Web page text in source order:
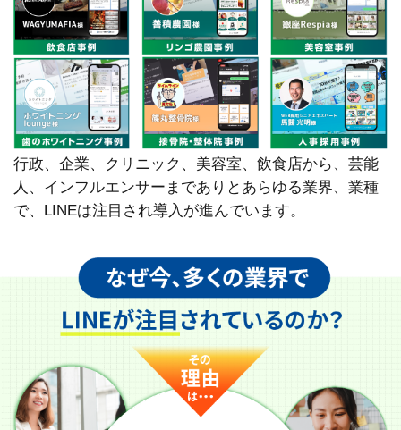
行政、企業、クリニック、美容室、飲食店から、芸能
人、インフルエンサーまでありとあらゆる業界、業種
で、LINEは注目され導入が進んでいます。